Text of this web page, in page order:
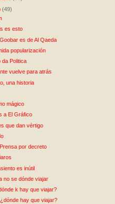
(49)
es esto
es de Al Qaeda
popularización
da Politica
vuelve para atrás
una historia
mágico
a El Gráfico
que dan vértigo
por decreto
es inútil
no se dónde viajar
k hay que viajar?
hay que viajar?